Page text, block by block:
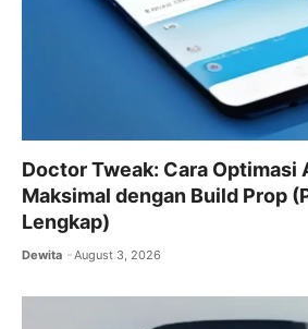
Doctor Tweak: Cara Optimasi
Maksimal dengan Build Prop
Lengkap)
Dewita August 3, 2026